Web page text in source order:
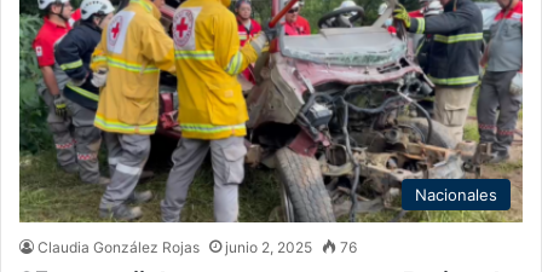
Nacionales
Claudia González Rojas junio 2, 2025 76